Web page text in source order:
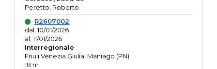
Peretto, Roberto
R2607002
dal: 10/01/2026
al: 11/01/2026
Interregionale
Friuli Venezia Giulia: Maniago (PN)
18 m